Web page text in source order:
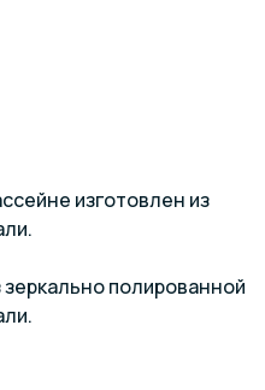
изготовлен из
зеркально полированной